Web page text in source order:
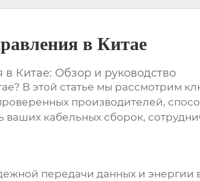
в Китае
в Китае: Обзор и руководство
? В этой статье мы рассмотрим
производителей,
ваших кабельных сборок,
передачи данных и энергии